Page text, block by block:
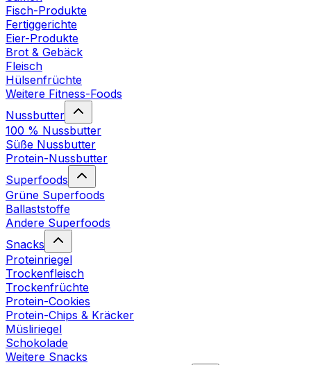
Fisch-Produkte
Fertiggerichte
Eier-Produkte
Brot & Gebäck
Fleisch
Hülsenfrüchte
Weitere Fitness-Foods
Nussbutter
100 % Nussbutter
Süße Nussbutter
Protein-Nussbutter
Superfoods
Grüne Superfoods
Ballaststoffe
Andere Superfoods
Snacks
Proteinriegel
Trockenfleisch
Trockenfrüchte
Protein-Cookies
Protein-Chips & Kräcker
Müsliriegel
Schokolade
Weitere Snacks